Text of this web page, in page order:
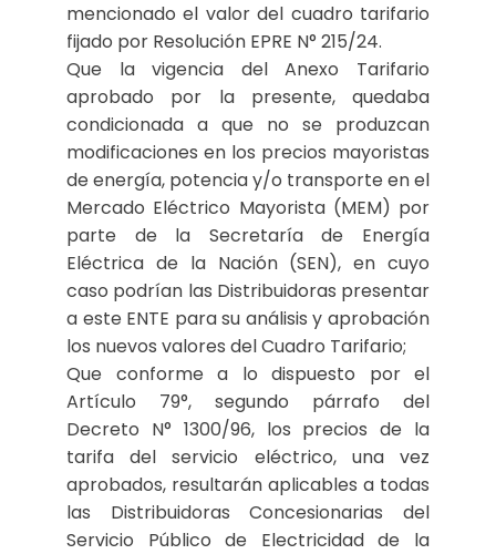
mencionado el valor del cuadro tarifario
fijado por Resolución EPRE N° 215/24.
Que la vigencia del Anexo Tarifario
aprobado por la presente, quedaba
condicionada a que no se produzcan
modificaciones en los precios mayoristas
de energía, potencia y/o transporte en el
Mercado Eléctrico Mayorista (MEM) por
parte de la Secretaría de Energía
Eléctrica de la Nación (SEN), en cuyo
caso podrían las Distribuidoras presentar
a este ENTE para su análisis y aprobación
los nuevos valores del Cuadro Tarifario;
Que conforme a lo dispuesto por el
Artículo 79°, segundo párrafo del
Decreto N° 1300/96, los precios de la
tarifa del servicio eléctrico, una vez
aprobados, resultarán aplicables a todas
las Distribuidoras Concesionarias del
Servicio Público de Electricidad de la